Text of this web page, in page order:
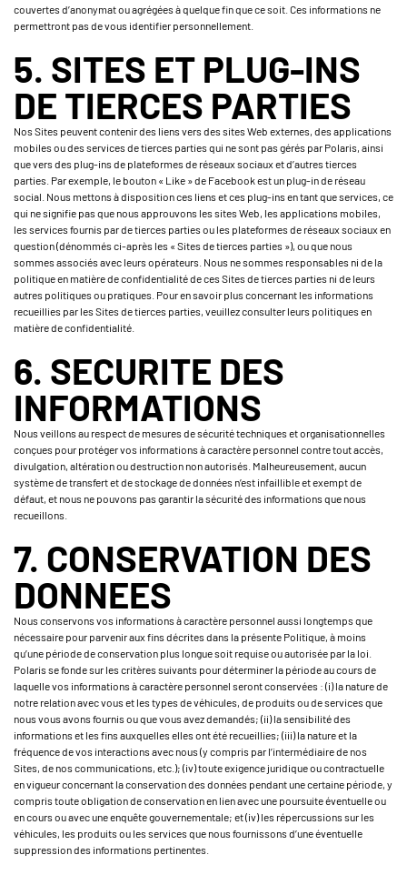
couvertes d’anonymat ou agrégées à quelque fin que ce soit. Ces informations ne
permettront pas de vous identifier personnellement.
5. SITES ET PLUG-INS
DE TIERCES PARTIES
Nos Sites peuvent contenir des liens vers des sites Web externes, des applications
mobiles ou des services de tierces parties qui ne sont pas gérés par Polaris, ainsi
que vers des plug-ins de plateformes de réseaux sociaux et d’autres tierces
parties. Par exemple, le bouton « Like » de Facebook est un plug-in de réseau
social. Nous mettons à disposition ces liens et ces plug-ins en tant que services, ce
qui ne signifie pas que nous approuvons les sites Web, les applications mobiles,
les services fournis par de tierces parties ou les plateformes de réseaux sociaux en
question (dénommés ci-après les « Sites de tierces parties »), ou que nous
sommes associés avec leurs opérateurs. Nous ne sommes responsables ni de la
politique en matière de confidentialité de ces Sites de tierces parties ni de leurs
autres politiques ou pratiques. Pour en savoir plus concernant les informations
recueillies par les Sites de tierces parties, veuillez consulter leurs politiques en
matière de confidentialité.
6. SECURITE DES
INFORMATIONS
Nous veillons au respect de mesures de sécurité techniques et organisationnelles
conçues pour protéger vos informations à caractère personnel contre tout accès,
divulgation, altération ou destruction non autorisés. Malheureusement, aucun
système de transfert et de stockage de données n’est infaillible et exempt de
défaut, et nous ne pouvons pas garantir la sécurité des informations que nous
recueillons.
7. CONSERVATION DES
DONNEES
Nous conservons vos informations à caractère personnel aussi longtemps que
nécessaire pour parvenir aux fins décrites dans la présente Politique, à moins
qu’une période de conservation plus longue soit requise ou autorisée par la loi.
Polaris se fonde sur les critères suivants pour déterminer la période au cours de
laquelle vos informations à caractère personnel seront conservées : (i) la nature de
notre relation avec vous et les types de véhicules, de produits ou de services que
nous vous avons fournis ou que vous avez demandés; (ii) la sensibilité des
informations et les fins auxquelles elles ont été recueillies; (iii) la nature et la
fréquence de vos interactions avec nous (y compris par l’intermédiaire de nos
Sites, de nos communications, etc.); (iv) toute exigence juridique ou contractuelle
en vigueur concernant la conservation des données pendant une certaine période, y
compris toute obligation de conservation en lien avec une poursuite éventuelle ou
en cours ou avec une enquête gouvernementale; et (iv) les répercussions sur les
véhicules, les produits ou les services que nous fournissons d’une éventuelle
suppression des informations pertinentes.